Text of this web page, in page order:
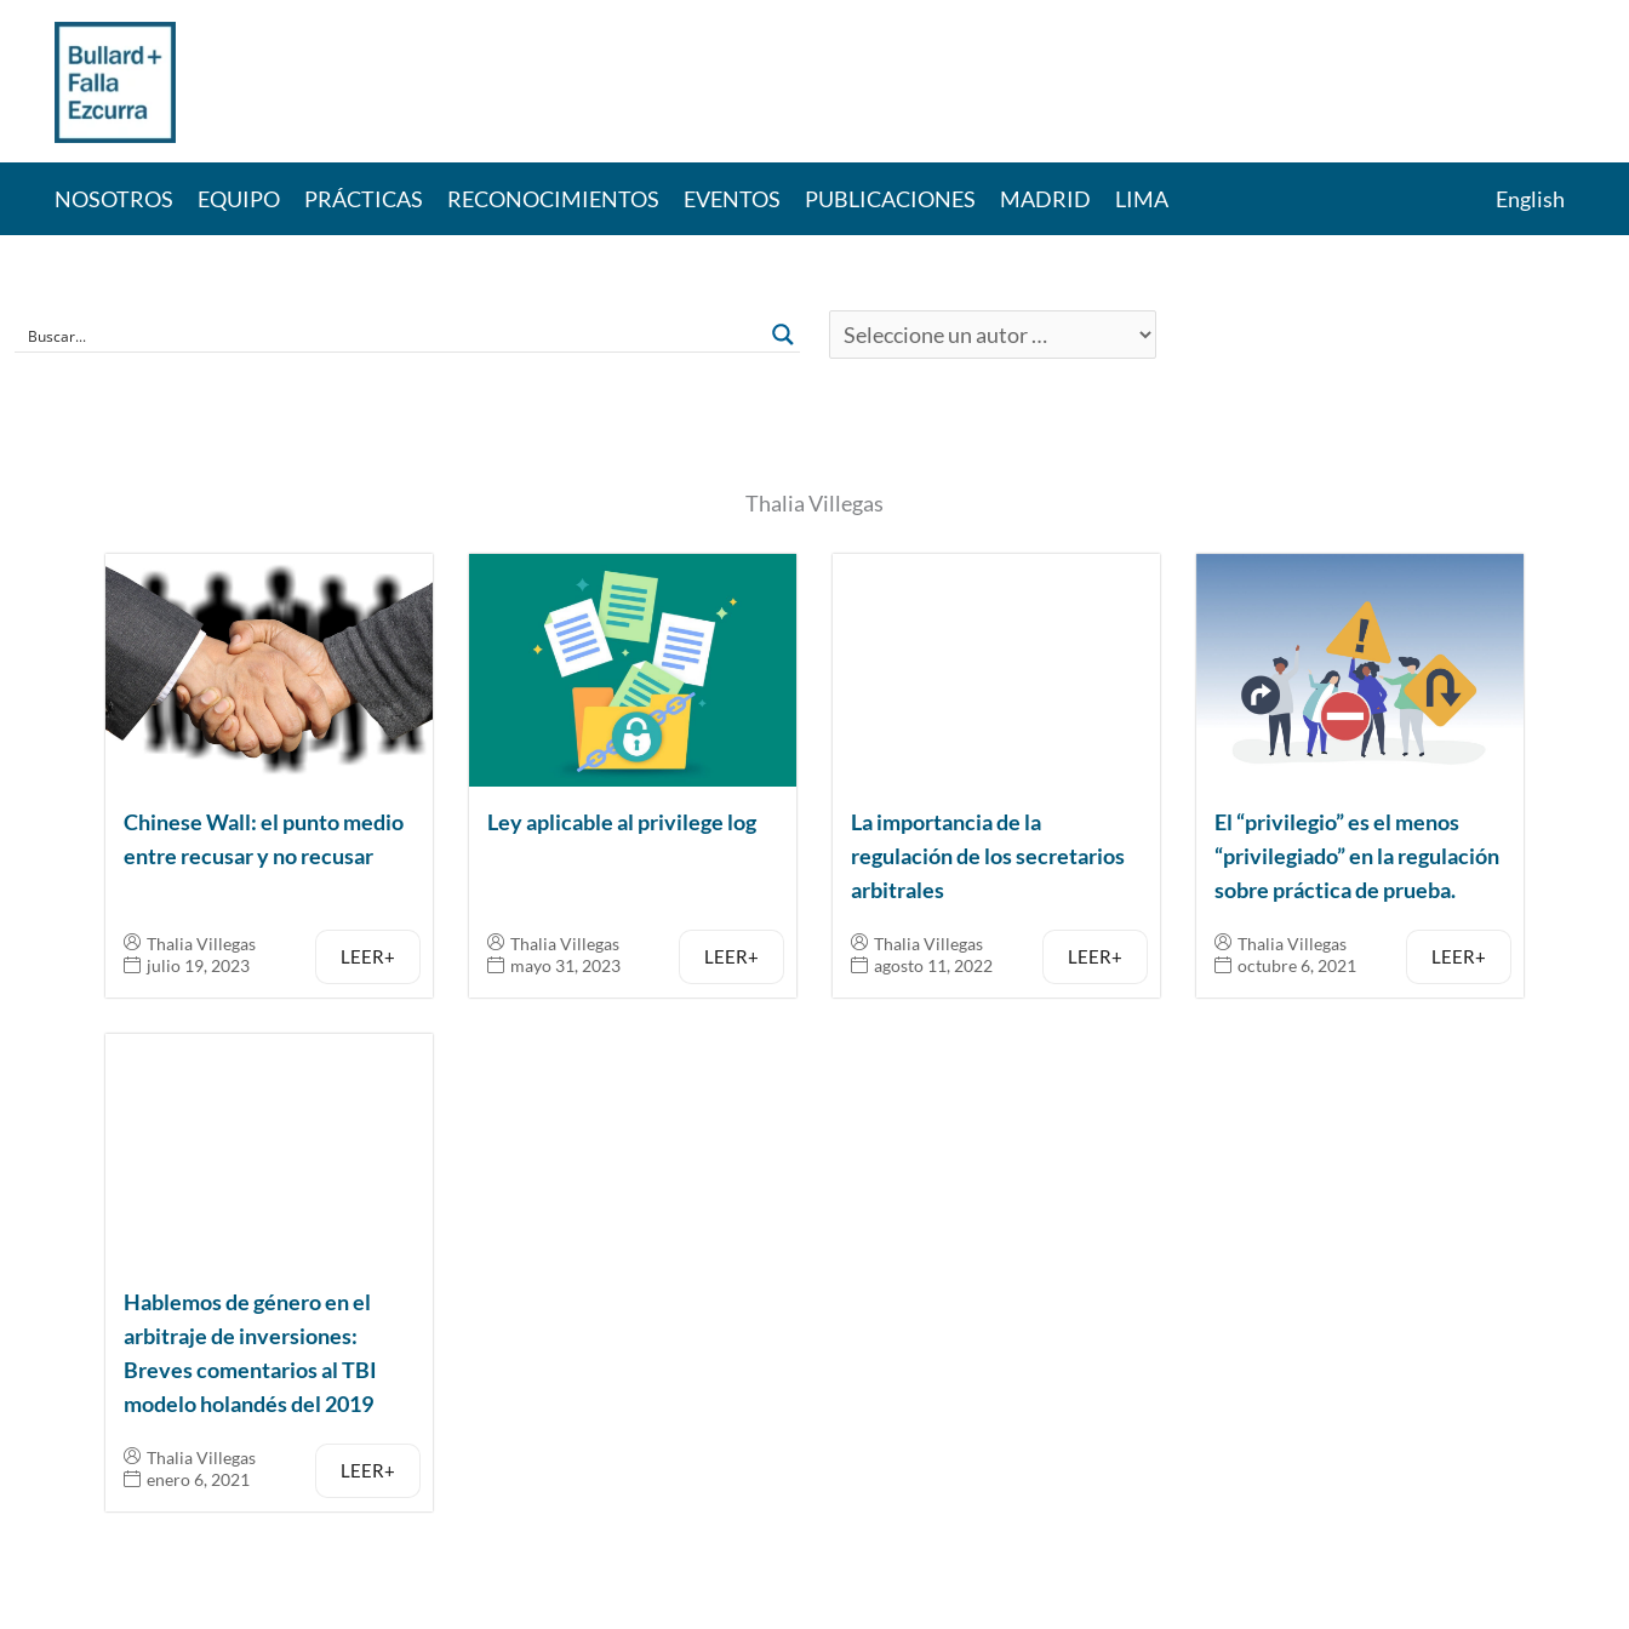
content
NOSOTROS EQUIPO PRÁCTICAS RECONOCIMIENTOS EVENTOS PUBLICACIONES MADRID LIMA English
Thalia Villegas
Chinese Wall: el punto medio
entre recusar y no recusar
Thalia Villegas
julio 19, 2023
LEER+
Ley aplicable al privilege log
Thalia Villegas
mayo 31, 2023
LEER+
La importancia de la
regulación de los secretarios
arbitrales
Thalia Villegas
agosto 11, 2022
LEER+
El “privilegio” es el menos
“privilegiado” en la regulación
sobre práctica de prueba.
Thalia Villegas
octubre 6, 2021
LEER+
Hablemos de género en el
arbitraje de inversiones:
Breves comentarios al TBI
modelo holandés del 2019
Thalia Villegas
enero 6, 2021
LEER+